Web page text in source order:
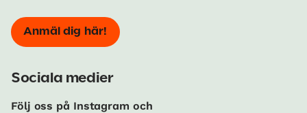
Anmäl dig här!
Sociala medier
Följ oss på Instagram och